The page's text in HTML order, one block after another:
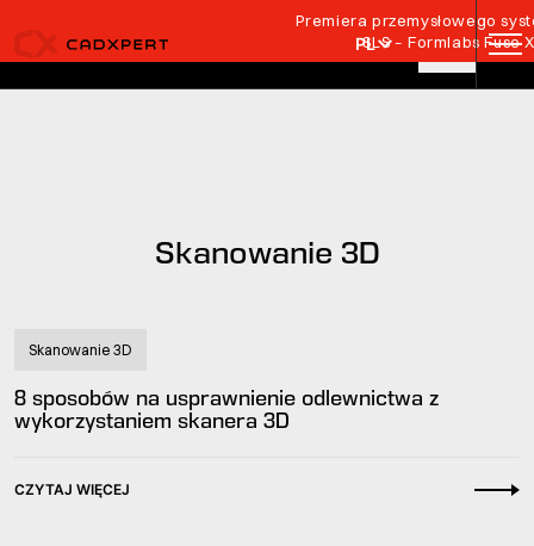
Premiera przemysłowego
SLS – Formlabs Fuse
PL
Skanowanie 3D
Skanowanie 3D
8 sposobów na usprawnienie odlewnictwa z
wykorzystaniem skanera 3D
CZYTAJ WIĘCEJ